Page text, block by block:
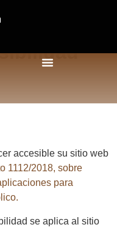
accesible su sitio web
1112/2018, sobre
para
se aplica al sitio